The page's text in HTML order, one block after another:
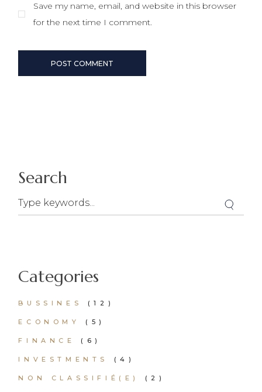
Save my name, email, and website in this browser
for the next time I comment.
POST COMMENT
Search
Categories
BUSSINES (12)
ECONOMY (5)
FINANCE (6)
INVESTMENTS (4)
NON CLASSIFIÉ(E) (2)